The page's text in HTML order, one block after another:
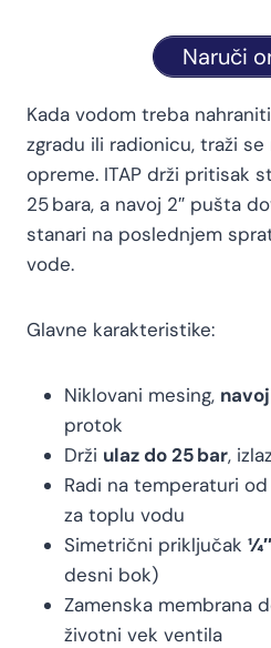
Naruči
Kada vodom treba
zgradu ili radionicu, traži se
opreme. ITAP drži pritisak
25 bara, a navoj 2″ pušta
stanari na poslednjem
vode.
Glavne karakteristike:
Niklovani mesing,
protok
Drži ulaz do 25 bar,
Radi na temperaturi od
za toplu vodu
Simetrični priključak
desni bok)
Zamenska membrana
životni vek ventila